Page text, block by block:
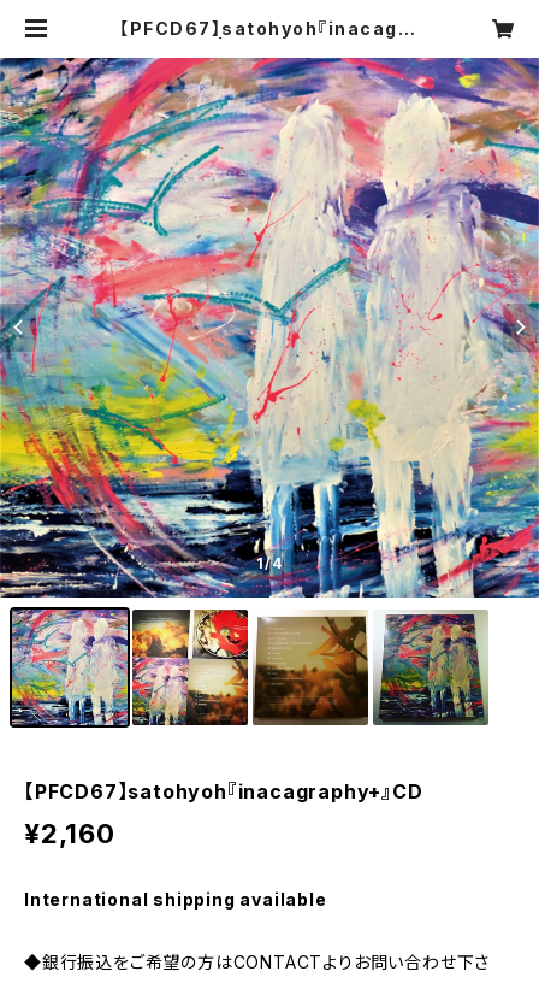
【PFCD67】satohyoh『inacagra
M
1/4
【PFCD67】satohyoh『inacagraphy+』CD
¥2,160
International shipping available
◆銀行振込をご希望の方はCONTACTよりお問い合わせ下さ